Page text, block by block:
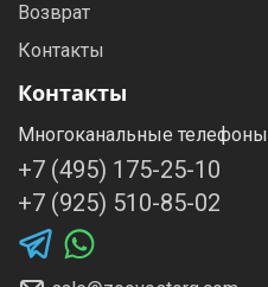
Возврат
Контакты
Контакты
Многоканальные телефоны
+7 (495) 175-25-10
+7 (925) 510-85-02